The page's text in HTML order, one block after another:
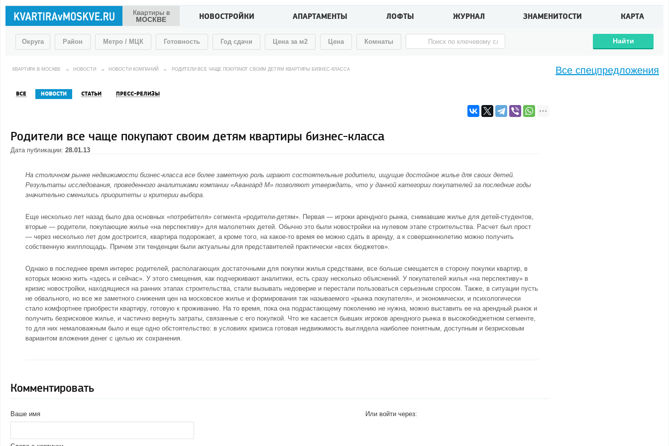
Квартиры в
МОСКВЕ
НОВОСТРОЙКИ АПАРТАМЕНТЫ ЛОФТЫ ЖУРНАЛ ЗНАМЕНИТОСТИ КАРТА
Округа Район Метро / МЦК Готовность Год сдачи Цена за м2 Цена Комнаты Найти
КВАРТИРА В МОСКВЕ → НОВОСТИ → НОВОСТИ КОМПАНИЙ → РОДИТЕЛИ ВСЕ ЧАЩЕ ПОКУПАЮТ СВОИМ ДЕТЯМ КВАРТИРЫ БИЗНЕС-КЛАССА
ВСЕ НОВОСТИ СТАТЬИ ПРЕСС-РЕЛИЗЫ
Родители все чаще покупают своим детям квартиры бизнес-класса
Дата публикации: 28.01.13
На столичном рынке недвижимости бизнес-класса все более заметную роль играют состоятельные родители, ищущие достойное жилье для своих детей.
Результаты исследования, проведенного аналитиками компании «Авангард М» позволяют утверждать, что у данной категории покупателей за последние годы
значительно сменились приоритеты и критерии выбора.
Еще несколько лет назад было два основных «потребителя» сегмента «родители-детям». Первая — игроки арендного рынка, снимавшие жилье для детей-студентов,
вторые — родители, покупающие жилье «на перспективу» для малолетних детей. Обычно это были новостройки на нулевом этапе строительства. Расчет был прост
— через несколько лет дом достроится, квартира подорожает, а кроме того, на какое-то время ее можно сдать в аренду, а к совершеннолетию можно получить
собственную жилплощадь. Причем эти тенденции были актуальны для представителей практически «всех бюджетов».
Однако в последнее время интерес родителей, располагающих достаточными для покупки жилья средствами, все больше смещается в сторону покупки квартир, в
которых можно жить «здесь и сейчас». У этого смещения, как подчеркивают аналитики, есть сразу несколько объяснений. У покупателей жилья «на перспективу» в
кризис новостройки, находящиеся на ранних этапах строительства, стали вызывать недоверие и перестали пользоваться серьезным спросом. Также, в ситуации пусть
не обвального, но все же заметного снижения цен на московское жилье и формирования так называемого «рынка покупателя», и экономически, и психологически
стало комфортнее приобрести квартиру, готовую к проживанию. На то время, пока она подрастающему поколению не нужна, можно выставить ее на арендный рынок и
получить безрисковое жилье, и частично вернуть затраты, связанные с его покупкой. Что же касается бывших игроков арендного рынка в высокобюджетном сегменте,
то для них немаловажным было и еще одно обстоятельство: в условиях кризиса готовая недвижимость выглядела наиболее понятным, доступным и безрисковым
вариантом вложения денег с целью их сохранения.
Комментировать
Ваше имя Или войти через:
Все спецпредложения